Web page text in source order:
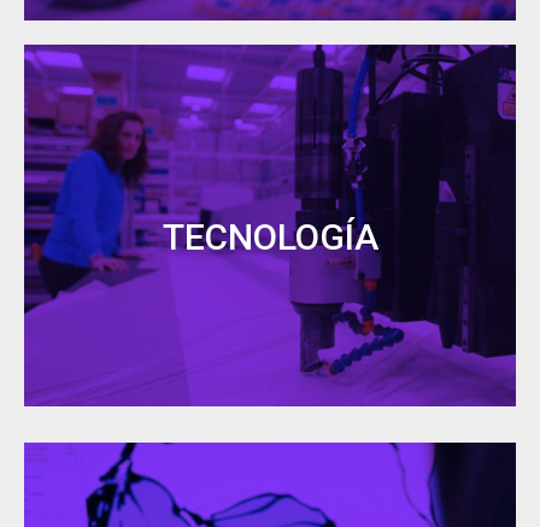
TECNOLOGÍA
Tecnología
Contamos con laspersonas más preparadas y
los equipos más sofisticados
que nos permiten
aplicar nuestra tecnología propia a todos los
procesos productivos de la empresa.